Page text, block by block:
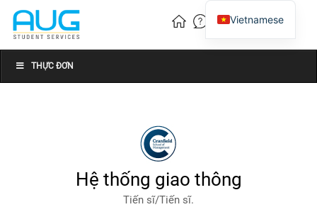
THỰC ĐƠN
Hệ thống giao thông
Tiến sĩ/Tiến sĩ.
Vietnamese